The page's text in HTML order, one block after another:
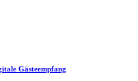
Gästeempfang